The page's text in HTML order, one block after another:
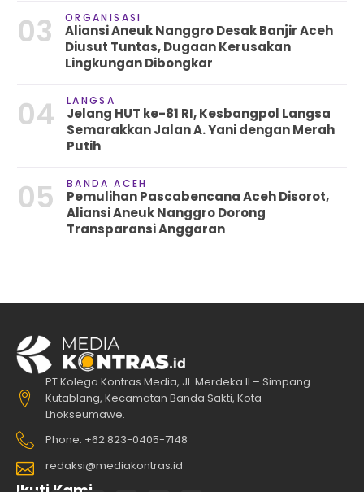
03 ORGANISASI
Aliansi Aneuk Nanggro Desak Banjir Aceh
Diusut Tuntas, Dugaan Kerusakan
Lingkungan Dibongkar
04 LANGSA
Jelang HUT ke-81 RI, Kesbangpol Langsa
Semarakkan Jalan A. Yani dengan Merah
Putih
05 BANDA ACEH
Pemulihan Pascabencana Aceh Disorot,
Aliansi Aneuk Nanggro Dorong
Transparansi Anggaran
PT Kolega Kontras Media, Jl. Merdeka II – Simpang
Kutablang, Kecamatan Banda Sakti, Kota
Lhokseumawe.
Phone: +62 823-0405-7148
redaksi@mediakontras.id